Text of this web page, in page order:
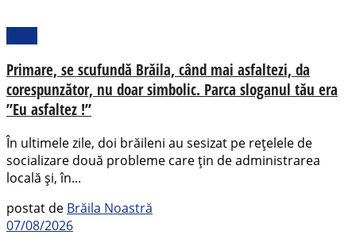
Primare, se scufundă Brăila, când mai asfaltezi, da
corespunzător, nu doar simbolic. Parca sloganul tău era
”Eu asfaltez !”
În ultimele zile, doi brăileni au sesizat pe rețelele de
socializare două probleme care țin de administrarea
locală și, în...
postat de Brăila Noastră
07/08/2026